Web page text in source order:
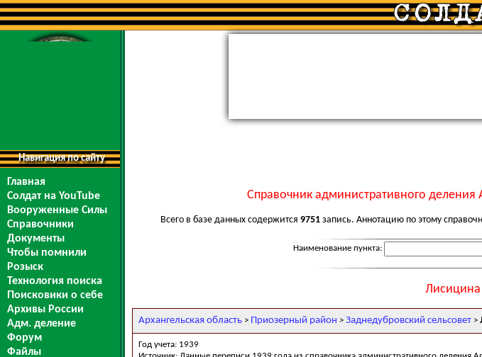
Навигация по сайту
Главная
Солдат на YouTube
Вооруженные Силы
Справочники
Документы
Чтобы помнили
Розыск
Технология поиска
Поисковики о себе
Архивы России
Адм. деление
Форум
Файлы
Справочник административного деления
Всего в базе данных содержится 9751 запись. Аннотацию по этому
Наименование пункта:
Лисицина
Архангельская область > Приозерный район > Заднедубровский сельсовет >
Год учета: 1939